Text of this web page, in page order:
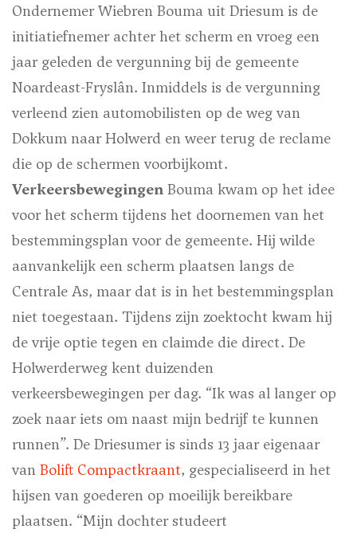
Ondernemer Wiebren Bouma uit Driesum is de
initiatiefnemer achter het scherm en vroeg een
jaar geleden de vergunning bij de gemeente
Noardeast-Fryslân. Inmiddels is de vergunning
verleend zien automobilisten op de weg van
Dokkum naar Holwerd en weer terug de reclame
die op de schermen voorbijkomt.
Verkeersbewegingen Bouma kwam op het idee
voor het scherm tijdens het doornemen van het
bestemmingsplan voor de gemeente. Hij wilde
aanvankelijk een scherm plaatsen langs de
Centrale As, maar dat is in het bestemmingsplan
niet toegestaan. Tijdens zijn zoektocht kwam hij
de vrije optie tegen en claimde die direct. De
Holwerderweg kent duizenden
verkeersbewegingen per dag. “Ik was al langer op
zoek naar iets om naast mijn bedrijf te kunnen
runnen”. De Driesumer is sinds 13 jaar eigenaar
van Bolift Compactkraant, gespecialiseerd in het
hijsen van goederen op moeilijk bereikbare
plaatsen. “Mijn dochter studeert